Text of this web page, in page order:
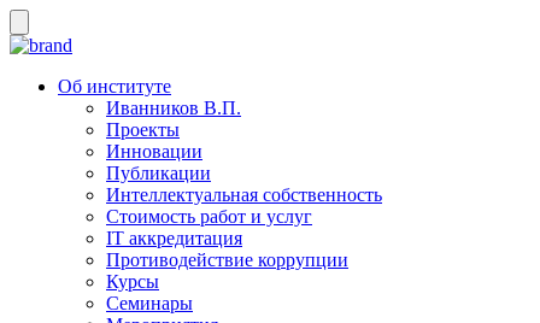
Об институте
Иванников В.П.
Проекты
Инновации
Публикации
Интеллектуальная собственность
Стоимость работ и услуг
IT аккредитация
Противодействие коррупции
Курсы
Семинары